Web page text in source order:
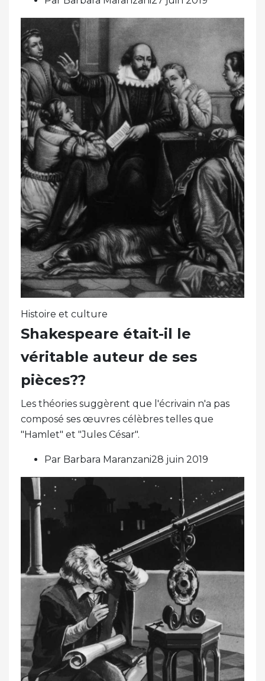
Histoire et culture
Shakespeare était-il le
véritable auteur de ses
pièces??
Les théories suggèrent que l'écrivain n'a pas
composé ses œuvres célèbres telles que
"Hamlet" et "Jules César".
Par Barbara Maranzani28 juin 2019